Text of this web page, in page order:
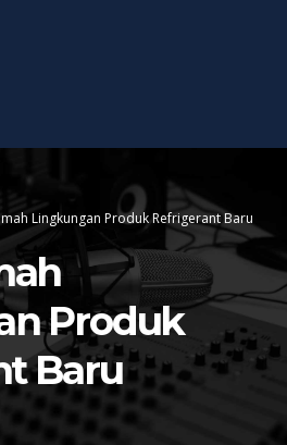
Lingkungan Produk Refrigerant Baru
Produk
Baru